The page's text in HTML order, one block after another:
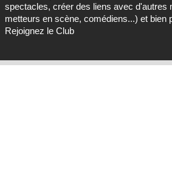
spectacles, créer des liens avec d'autres
metteurs en scène, comédiens...) et bien
Rejoignez le Club